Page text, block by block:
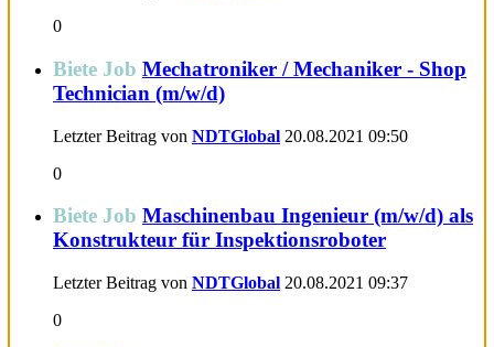
0
Biete Job Mechatroniker / Mechaniker - Shop
Technician (m/w/d)
Letzter Beitrag von NDTGlobal 20.08.2021 09:50
0
Biete Job Maschinenbau Ingenieur (m/w/d) als
Konstrukteur für Inspektionsroboter
Letzter Beitrag von NDTGlobal 20.08.2021 09:37
0